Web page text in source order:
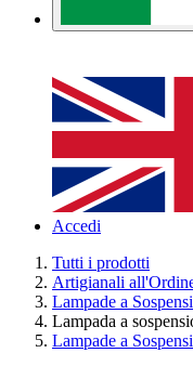
Accedi
Tutti i prodotti
Artigianali
Lampade a
Lampada a
Lampade a